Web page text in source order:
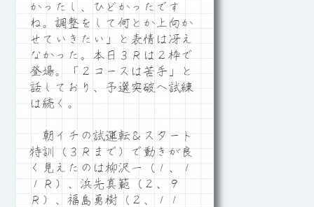
かったし、ひどかったです
ね。調整をして何とか上向か
せていきたい」と表情は冴え
なかった。本日３Ｒは２枠で
登場。「２コースは苦手」と
話しており、予選突破へ試練
は続く。
朝イチの試運転＆スタート
特訓（３Ｒまで）で動きが良
く見えたのは柳沢一（１、１
１Ｒ）、浜先真範（２、９
Ｒ）、福島勇樹（２、１１